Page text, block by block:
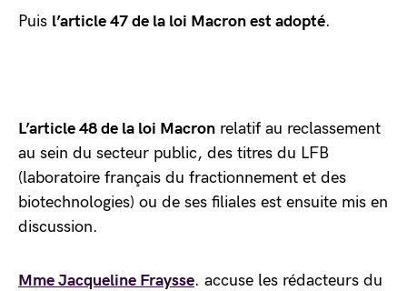
Puis l’article 47 de la loi Macron est adopté.
L’article 48 de la loi Macron relatif au reclassement
au sein du secteur public, des titres du LFB
(laboratoire français du fractionnement et des
biotechnologies) ou de ses filiales est ensuite mis en
discussion.
Mme Jacqueline Fraysse. accuse les rédacteurs du